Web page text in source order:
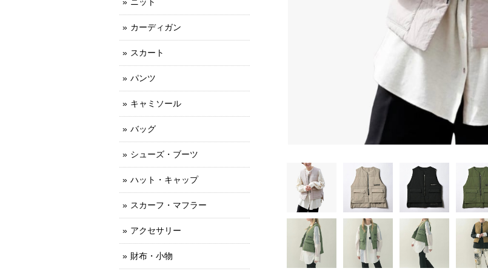
カーディガン
スカート
パンツ
キャミソール
バッグ
シューズ・ブーツ
ハット・キャップ
スカーフ・マフラー
アクセサリー
財布・小物